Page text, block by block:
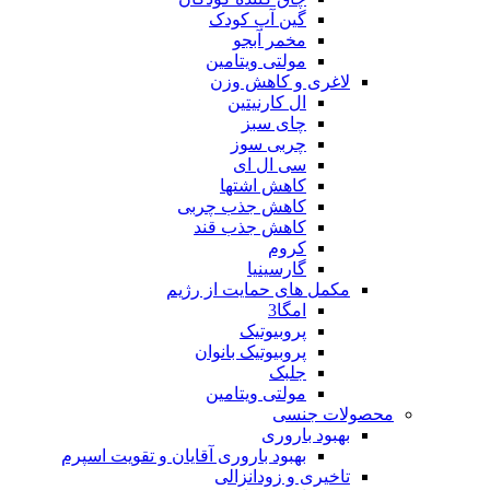
گین آپ کودک
مخمر آبجو
مولتی ویتامین
لاغری و کاهش وزن
ال کارنیتین
چربی سوز
سی ال ای
کاهش اشتها
کاهش جذب چربی
کاهش جذب قند
مکمل های حمایت از رژیم
پروبیوتیک بانوان
مولتی ویتامین
محصولات جنسی
بهبود باروری
بهبود باروری آقایان و تقویت اسپرم
تاخیری و زودانزالی